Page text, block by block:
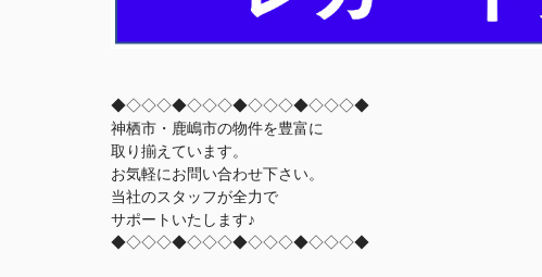
◆◇◇◇◆◇◇◇◆◇◇◇◆◇◇◇◆
神栖市・鹿嶋市の物件を豊富に
取り揃えています。
お気軽にお問い合わせ下さい。
当社のスタッフが全力で
サポートいたします♪
◆◇◇◇◆◇◇◇◆◇◇◇◆◇◇◇◆